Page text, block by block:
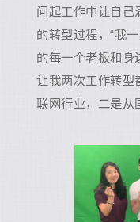
问起工作中让自己
的转型过程，“我
的每一个老板和身
让我两次工作转型
联网行业，二是从